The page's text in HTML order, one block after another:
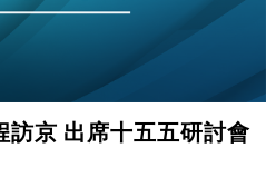
入市撐日圓 4月單日斥6.28萬億
戰事快結束 承認部分彈藥庫存緊
再出手 斥4億美元押注未上市公
訪京 出席十五五研討會